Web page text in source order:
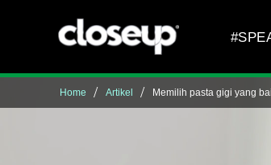
Skip to content
Home Artikel Memilih pasta gigi yang